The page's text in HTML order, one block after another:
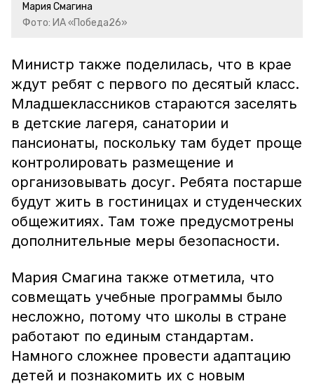
Мария Смагина
Фото: ИА «Победа26»
Министр также поделилась, что в крае
ждут ребят с первого по десятый класс.
Младшеклассников стараются заселять
в детские лагеря, санатории и
пансионаты, поскольку там будет проще
контролировать размещение и
организовывать досуг. Ребята постарше
будут жить в гостиницах и студенческих
общежитиях. Там тоже предусмотрены
дополнительные меры безопасности.
Мария Смагина также отметила, что
совмещать учебные программы было
несложно, потому что школы в стране
работают по единым стандартам.
Намного сложнее провести адаптацию
детей и познакомить их с новым